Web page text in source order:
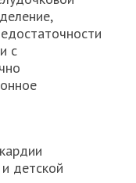
с
детской